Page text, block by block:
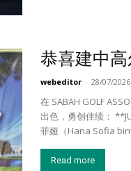
恭喜建中高
webeditor - 28/07/2026
在 SABAH GOLF
出色，勇创佳绩：
菲娅（Hana Sofia
Read more